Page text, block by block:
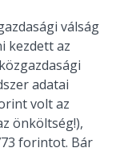
válság
kezdett az
adatai
volt az
önköltség!),
forintot. Bár